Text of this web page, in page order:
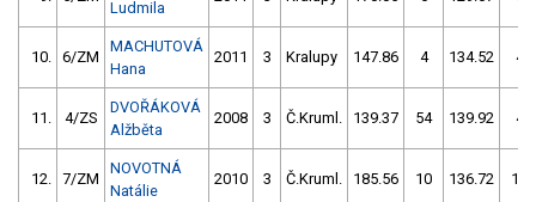
Ludmila
10. 6/ZM
MACHUTOVÁ
Hana
2011 3 Kralupy 147.86 4 134.52 4
11. 4/ZS
DVOŘÁKOVÁ
Alžběta
2008 3 Č.Kruml. 139.37 54 139.92 4
12. 7/ZM
NOVOTNÁ
Natálie
2010 3 Č.Kruml. 185.56 10 136.72 12